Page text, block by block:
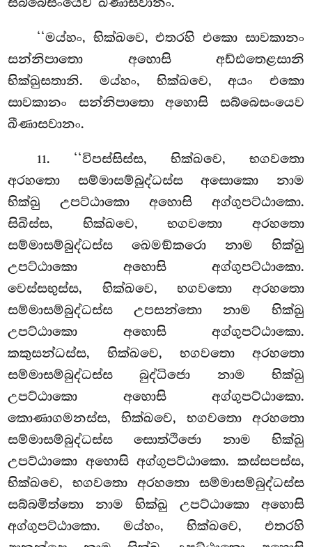
‘‘මය්හං, භික්ඛවෙ, එතරහි එකො සාවකානං
සන්නිපාතො අහොසි අඩ්ඪතෙළසානි
භික්ඛුසතානි. මය්හං, භික්ඛවෙ, අයං එකො
සාවකානං සන්නිපාතො අහොසි සබ්බෙසංයෙව
ඛීණාසවානං.
11. ‘‘විපස්සිස්ස, භික්ඛවෙ, භගවතො
අරහතො සම්මාසම්බුද්ධස්ස අසොකො නාම
භික්ඛු උපට්ඨාකො අහොසි අග්ගුපට්ඨාකො.
සිඛිස්ස, භික්ඛවෙ, භගවතො අරහතො
සම්මාසම්බුද්ධස්ස ඛෙමඞ්කරො නාම භික්ඛු
උපට්ඨාකො අහොසි අග්ගුපට්ඨාකො.
වෙස්සභුස්ස, භික්ඛවෙ, භගවතො අරහතො
සම්මාසම්බුද්ධස්ස උපසන්තො නාම භික්ඛු
උපට්ඨාකො අහොසි අග්ගුපට්ඨාකො.
කකුසන්ධස්ස, භික්ඛවෙ, භගවතො අරහතො
සම්මාසම්බුද්ධස්ස බුද්ධිජො නාම භික්ඛු
උපට්ඨාකො අහොසි අග්ගුපට්ඨාකො.
කොණාගමනස්ස, භික්ඛවෙ, භගවතො අරහතො
සම්මාසම්බුද්ධස්ස සොත්ථිජො නාම භික්ඛු
උපට්ඨාකො අහොසි අග්ගුපට්ඨාකො. කස්සපස්ස,
භික්ඛවෙ, භගවතො අරහතො සම්මාසම්බුද්ධස්ස
සබ්බමිත්තො නාම භික්ඛු උපට්ඨාකො අහොසි
අග්ගුපට්ඨාකො. මය්හං, භික්ඛවෙ, එතරහි